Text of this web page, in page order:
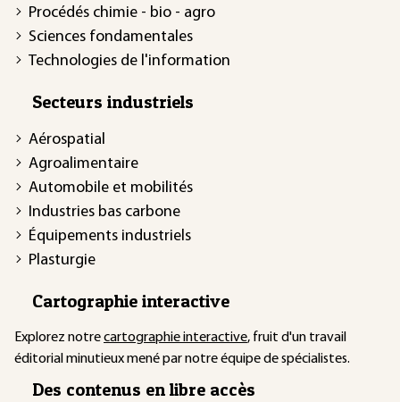
Procédés chimie - bio - agro
Sciences fondamentales
Technologies de l'information
Secteurs industriels
Aérospatial
Agroalimentaire
Automobile et mobilités
Industries bas carbone
Équipements industriels
Plasturgie
Cartographie interactive
Explorez notrecartographie interactive, fruit d'un travail
éditorial minutieux mené par notre équipe de spécialistes.
Des contenus en libre accès